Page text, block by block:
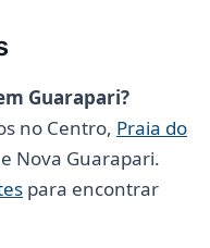
Guarapari?
no Centro, Praia do
Nova Guarapari.
para encontrar